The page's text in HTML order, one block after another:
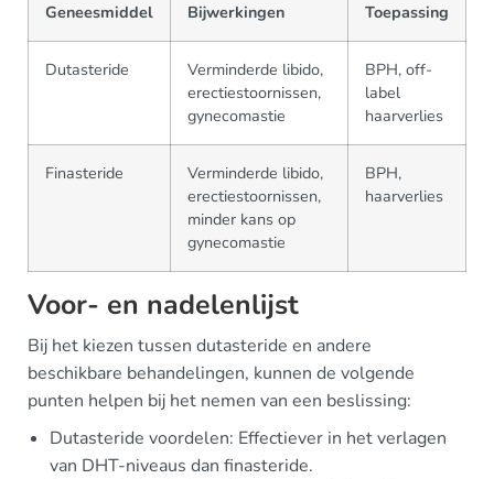
Geneesmiddel Bijwerkingen Toepassing
Dutasteride
Verminderde libido,
erectiestoornissen,
gynecomastie
BPH, off-
label
haarverlies
Finasteride
Verminderde libido,
erectiestoornissen,
minder kans op
gynecomastie
BPH,
haarverlies
Voor- en nadelenlijst
Bij het kiezen tussen dutasteride en andere
beschikbare behandelingen, kunnen de volgende
punten helpen bij het nemen van een beslissing:
Dutasteride voordelen: Effectiever in het verlagen
van DHT-niveaus dan finasteride.